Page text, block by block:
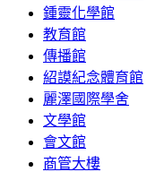
鍾靈化學館
教育館
傳播館
紹謨紀念體育館
麗澤國際學舍
文學館
會文館
商管大樓